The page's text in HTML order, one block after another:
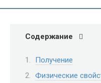
Содержание
Получение
Физические